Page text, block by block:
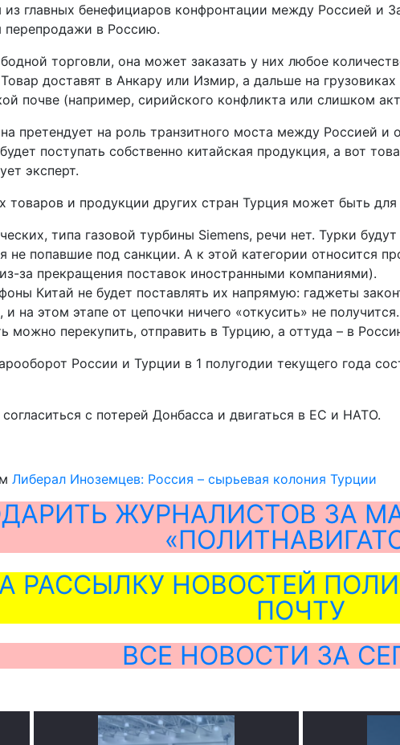
из главных бенефициаров конфронтации между Россией и
перепродажи в Россию.
торговли, она может заказать у них любое
доставят в Анкару или Измир, а дальше на
почве (например, сирийского конфликта или слишком
претендует на роль транзитного моста между Россией
поступать собственно китайская продукция, а вот
эксперт.
товаров и продукции других стран Турция может быть
типа газовой турбины Siemens, речи нет. Турки
не попавшие под санкции. А к этой категории относится
за прекращения поставок иностранными компаниями).
Китай не будет поставлять их напрямую: гаджеты
на этом этапе от цепочки ничего «откусить» не
можно перекупить, отправить в Турцию, а оттуда – в
России и Турции в 1 полугодии текущего года
согласиться с потерей Донбасса и двигаться в ЕС и НАТО.
Либерал Иноземцев: Россия – сырьевая колония Турции
ЖУРНАЛИСТОВ ЗА
РАССЫЛКУ НОВОСТЕЙ
ПОЧТУ
ВСЕ НОВОСТИ ЗА